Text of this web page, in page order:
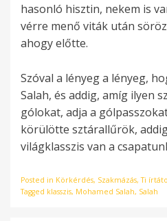
hasonló hisztin, nekem is
vérre menő viták után
ahogy előtte.
Szóval a lényeg a lényeg,
Salah, és addig, amíg ilyen
gólokat, adja a
körülötte sztárallűrök,
világklasszis van a
Posted in Körkérdés, Szakmázás,Ti
Tagged klasszis, Mohamed Salah, Salah